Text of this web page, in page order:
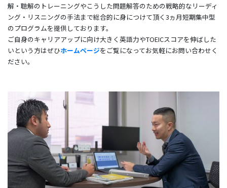
解・聴解のトレーニングやこうした問題解答のための戦略的なリーディ
ング・リスニングの手法まで総合的に身につけて頂く3ヵ月短期集中型
のプログラムを提供しております。
ご自身のキャリアアップに向け大きく英語力やTOEICスコアを伸ばした
いという方はぜひホームページをご覧になってお気軽にお問い合わせく
ださい。